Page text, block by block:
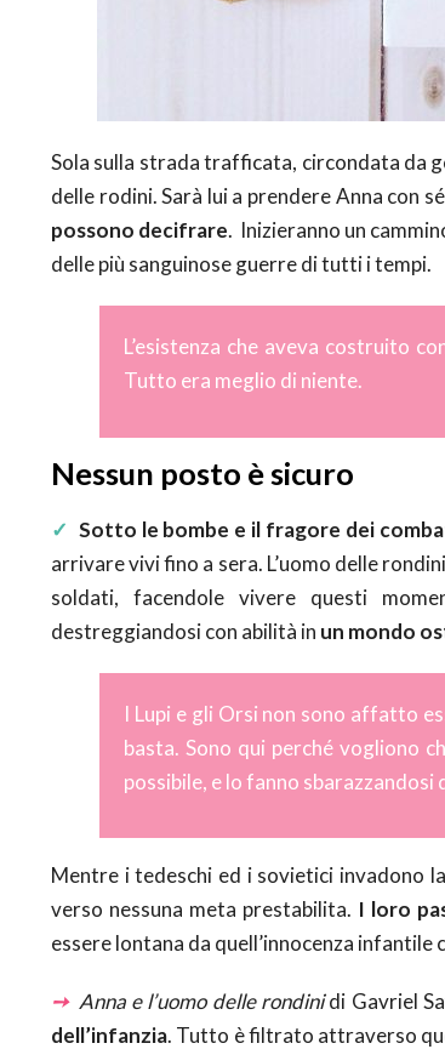
Sola sulla strada trafficata, circondata da
delle rodini. Sarà lui a prendere Anna con
possono decifrare. Inizieranno un
delle più sanguinose guerre di tutti i tempi.
L’esistenza che aveva costruito
Tutto era meglio di niente.
Nessun posto è sicuro
✓ Sotto le bombe e il fragore dei
arrivare vivi fino a sera. L’uomo delle
soldati, facendole vivere questi
destreggiandosi con abilità in un mondo
I Lupi e gli Orsi non sono affatto
basta. Sono qui perché vogliono
possibile, e lo fanno sbarazzandosi
Mentre i tedeschi ed i sovietici invadono
verso nessuna meta prestabilita. I loro
essere lontana da quell’innocenza infantile
➙ Anna e l’uomo delle rondinidi Gavriel
dell’infanzia. Tutto è filtrato attraverso